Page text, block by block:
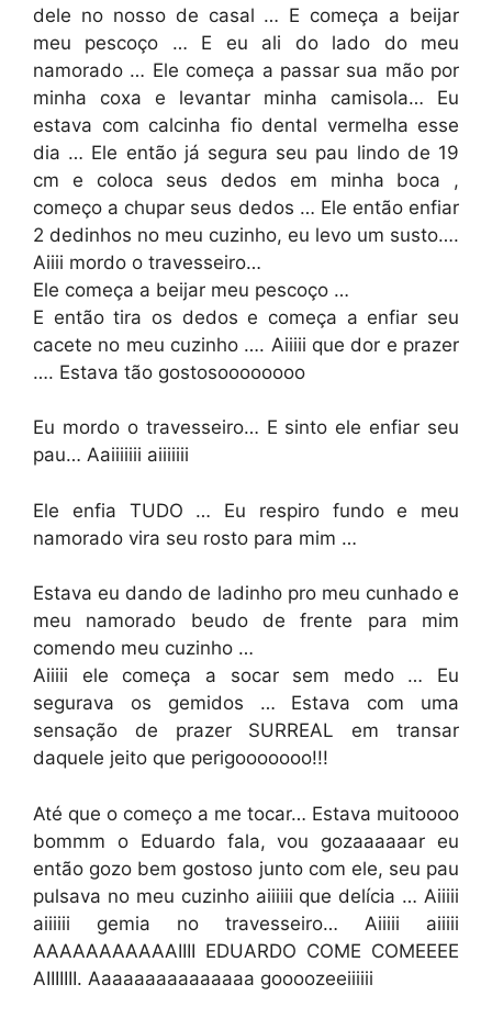
dele no nosso de casal … E começa a beijar
meu pescoço … E eu ali do lado do meu
namorado … Ele começa a passar sua mão por
minha coxa e levantar minha camisola… Eu
estava com calcinha fio dental vermelha esse
dia … Ele então já segura seu pau lindo de 19
cm e coloca seus dedos em minha boca ,
começo a chupar seus dedos … Ele então enfiar
2 dedinhos no meu cuzinho, eu levo um susto….
Aiiii mordo o travesseiro…
Ele começa a beijar meu pescoço …
E então tira os dedos e começa a enfiar seu
cacete no meu cuzinho …. Aiiiii que dor e prazer
…. Estava tão gostosoooooooo
Eu mordo o travesseiro… E sinto ele enfiar seu
pau… Aaiiiiiii aiiiiiii
Ele enfia TUDO … Eu respiro fundo e meu
namorado vira seu rosto para mim …
Estava eu dando de ladinho pro meu cunhado e
meu namorado beudo de frente para mim
comendo meu cuzinho …
Aiiiii ele começa a socar sem medo … Eu
segurava os gemidos … Estava com uma
sensação de prazer SURREAL em transar
daquele jeito que perigooooooo!!!
Até que o começo a me tocar… Estava muitoooo
bommm o Eduardo fala, vou gozaaaaaar eu
então gozo bem gostoso junto com ele, seu pau
pulsava no meu cuzinho aiiiiii que delícia … Aiiiii
aiiiiii gemia no travesseiro… Aiiiii aiiiii
AAAAAAAAAAAIIII EDUARDO COME COMEEEE
AIIIIIII. Aaaaaaaaaaaaaaa goooozeeiiiiii